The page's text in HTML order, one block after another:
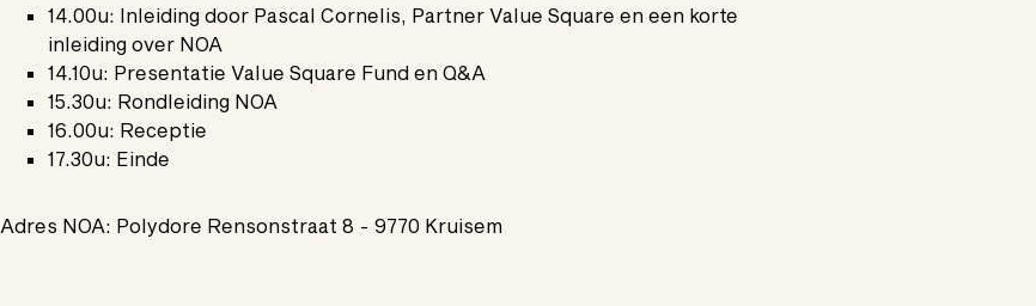
14.00u: Inleiding door Pascal Cornelis, Partner Value Square en een korte
inleiding over NOA
14.10u: Presentatie Value Square Fund en Q&A
15.30u: Rondleiding NOA
16.00u: Receptie
17.30u: Einde
Adres NOA: Polydore Rensonstraat 8 - 9770 Kruisem